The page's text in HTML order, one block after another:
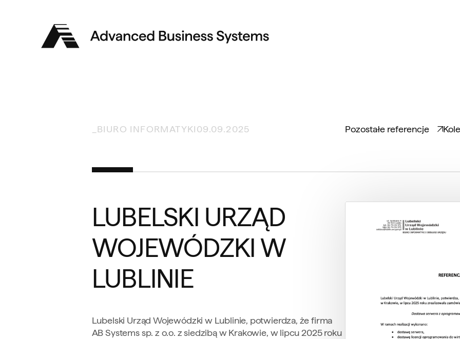
Advanced
Business
BIURO INFORMATYKI09.09.2025 Pozostałe referencje
LUBELSKI URZĄD
WOJEWÓDZKI W
LUBLINIE
Lubelski Urząd Wojewódzki w Lublinie, potwierdza, że firma
AB Systems sp. z o.o. z siedzibą w Krakowie, w lipcu 2025 roku